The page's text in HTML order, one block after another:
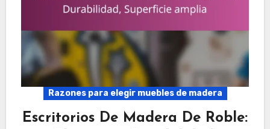
Razones para elegir muebles de madera
Escritorios De Madera De Roble: